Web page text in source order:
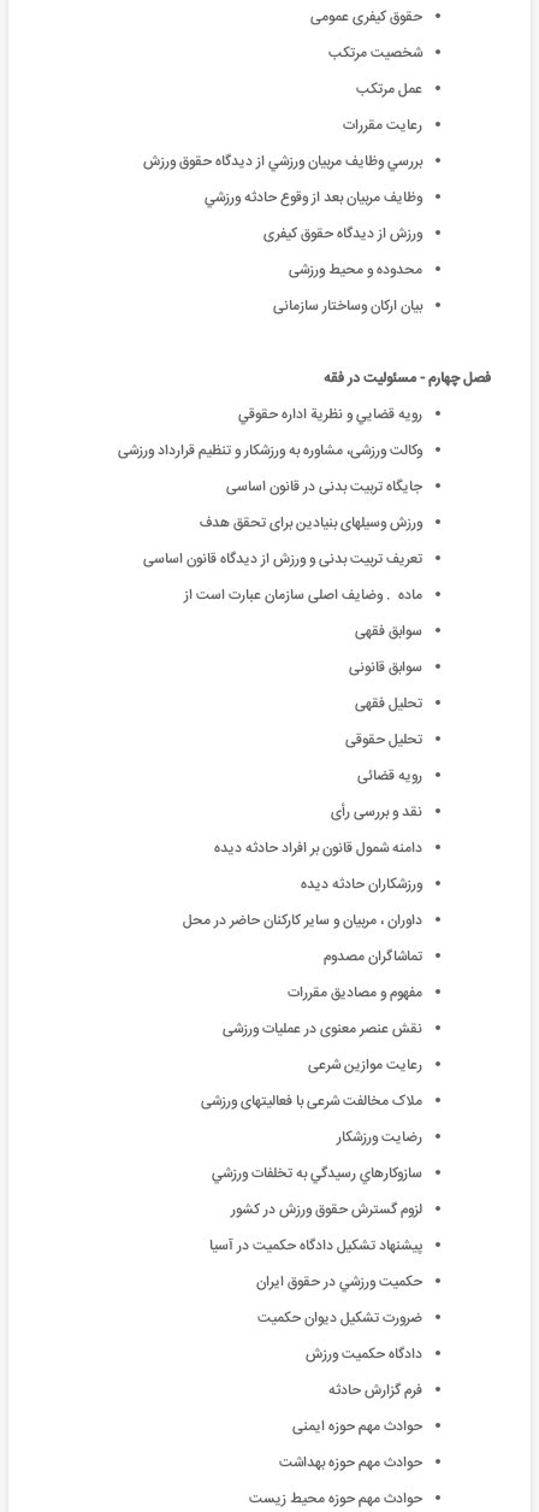
حقوق کیفری عمومی
شخصیت مرتکب
عمل مرتکب
رعایت مقررات
بررسي وظايف مربيان ورزشي از ديدگاه حقوق ورزش
وظايف مربيان بعد از وقوع حادثه ورزشي
ورزش از دیدگاه حقوق کيفری
محدوده و محيط ورزشی
بيان ارکان وساختار سازمانی
فصل چهارم - مسئولیت در فقه
رویه قضایي و نظریة اداره حقوقي
وکالت ورزشی، مشاوره به ورزشکار و تنظیم قرارداد ورزشی
جایگاه تربیت بدنی در قانون اساسی
ورزش وسیلهای بنیادین برای تحقق هدف
تعریف تربیت بدنی و ورزش از دیدگاه قانون اساسی
ماده . وضایف اصلی سازمان عبارت است از
سوابق فقهی
سوابق قانونی
تحلیل فقهی
تحلیل حقوقی
رویه قضائی
نقد و بررسی رأی
دامنه شمول قانون بر افراد حادثه دیده
ورزشکاران حادثه دیده
داوران ، مربیان و سایر کارکنان حاضر در محل
تماشاگران مصدوم
مفهوم و مصادیق مقررات
نقش عنصر معنوی در عملیات ورزشی
رعایت موازین شرعی
ملاک مخالفت شرعی با فعالیتهای ورزشی
رضایت ورزشکار
سازوکارهاي رسيدگي به تخلفات ورزشي
لزوم گسترش حقوق ورزش در كشور
پيشنهاد تشكيل دادگاه حكميت در آسيا
حكميت ورزشي در حقوق ايران
ضرورت تشكيل ديوان حكميت
دادگاه حکمیت ورزش
فرم گزارش حادثه
حوادث مهم حوزه ایمنی
حوادث مهم حوزه بهداشت
حوادث مهم حوزه محیط زیست